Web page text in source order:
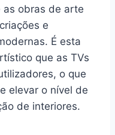
as obras de arte
e
É esta
que as TVs
o que
elevar o nível de
de interiores.